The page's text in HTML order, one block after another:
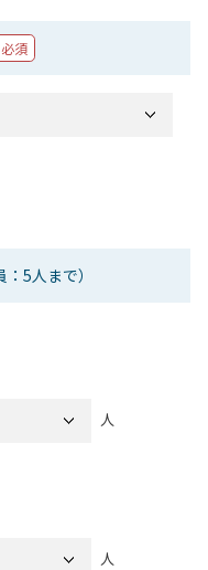
必須
：5人まで）
人
人